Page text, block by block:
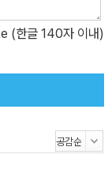
린이들의 깊은 마음
어줄 누군가가 필요
성되어 있고, 전개
입도가 높고 내용
각을 불러일으킬 정
(한글 140자 이내)